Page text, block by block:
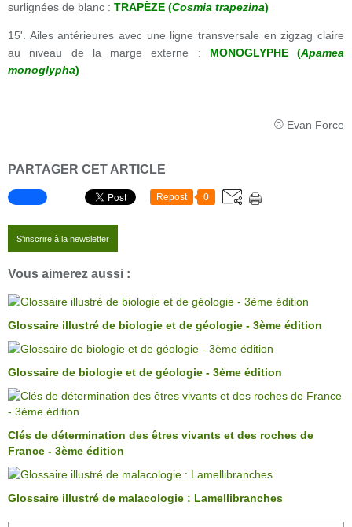
surlignées de blanc : TRAPÈZE (Cosmia trapezina)
15'. Ailes antérieures avec une ligne transversale en zigzag claire
au niveau de la marge externe : MONOGLYPHE (Apamea
monoglypha)
© Evan Force
PARTAGER CET ARTICLE
Repost 0
S'inscrire à la newsletter
Vous aimerez aussi :
Glossaire illustré de biologie et de géologie - 3ème édition
Glossaire de biologie et de géologie - 3ème édition
Clés de détermination des êtres vivants et des roches de
France - 3ème édition
Glossaire illustré de malacologie : Lamellibranches